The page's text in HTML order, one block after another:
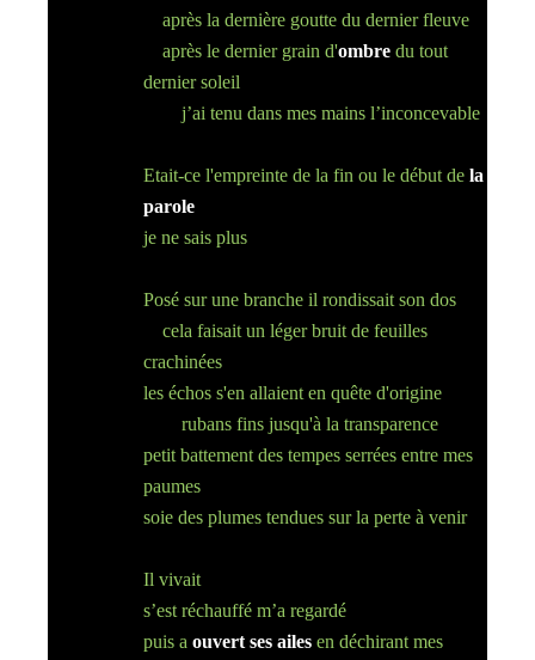
après la dernière goutte du dernier fleuve
après le dernier grain d'ombre du tout
dernier soleil
j’ai tenu dans mes mains l’inconcevable
Etait-ce l'empreinte de la fin ou le début de la
parole
je ne sais plus
Posé sur une branche il rondissait son dos
cela faisait un léger bruit de feuilles
crachinées
les échos s'en allaient en quête d'origine
rubans fins jusqu'à la transparence
petit battement des tempes serrées entre mes
paumes
soie des plumes tendues sur la perte à venir
Il vivait
s’est réchauffé m’a regardé
puis a ouvert ses ailes en déchirant mes